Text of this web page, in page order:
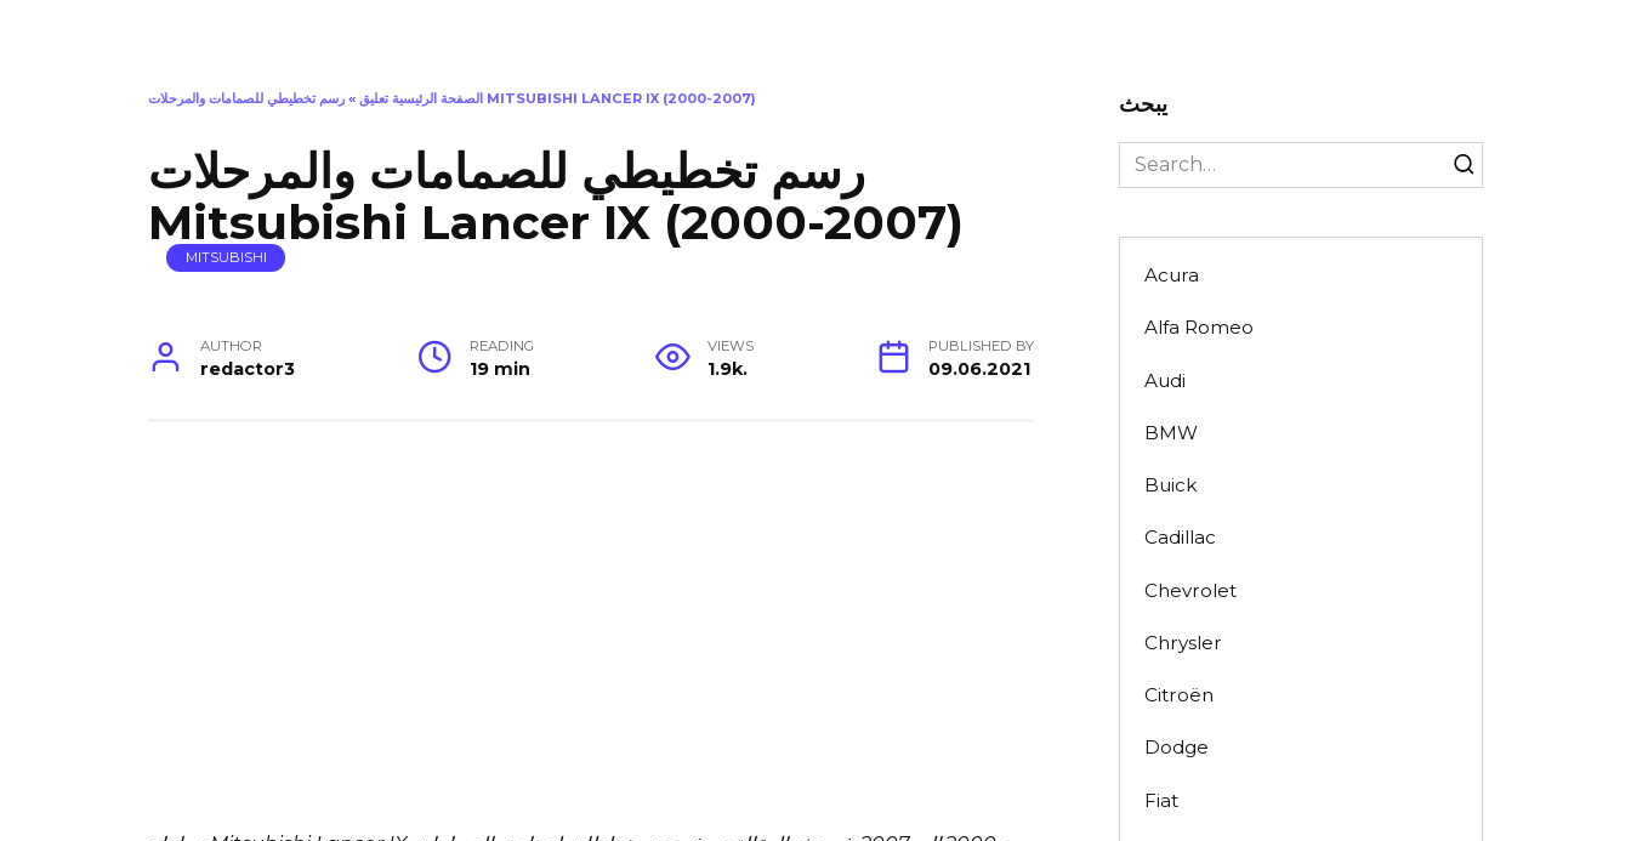
الصفحة الرئيسية تعليق » رسم تخطيطي للصمامات والمرحلات MITSUBISHI LANCER IX (2000-2007)
رسم تخطيطي للصمامات والمرحلات
Mitsubishi Lancer IX (2000-2007)
MITSUBISHI
AUTHOR
redactor3
READING
19 min
VIEWS
1.9k.
PUBLISHED BY
09.06.2021
يبحث
Search
for:
Acura
Alfa Romeo
Audi
BMW
Buick
Cadillac
Chevrolet
Chrysler
Citroën
Dodge
Fiat